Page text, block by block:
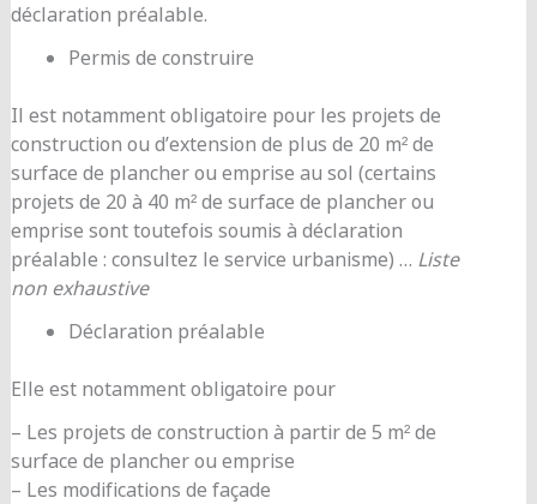
déclaration préalable.
Permis de construire
Il est notamment obligatoire pour les projets de
construction ou d’extension de plus de 20 m² de
surface de plancher ou emprise au sol (certains
projets de 20 à 40 m² de surface de plancher ou
emprise sont toutefois soumis à déclaration
préalable : consultez le service urbanisme) … Liste
non exhaustive
Déclaration préalable
Elle est notamment obligatoire pour
– Les projets de construction à partir de 5 m² de
surface de plancher ou emprise
– Les modifications de façade